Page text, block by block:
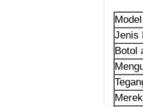
Model
Jenis
Botol